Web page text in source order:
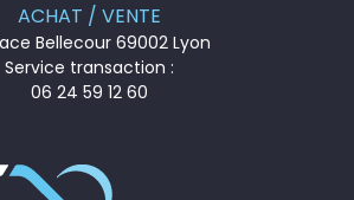
ACHAT / VENTE
Bellecour 69002 Lyon
Service transaction :
06 24 59 12 60